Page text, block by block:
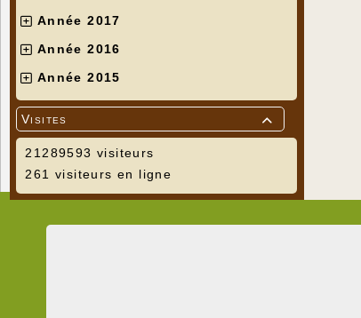
Année 2017
Année 2016
Année 2015

Visites
21289593 visiteurs
261 visiteurs en ligne